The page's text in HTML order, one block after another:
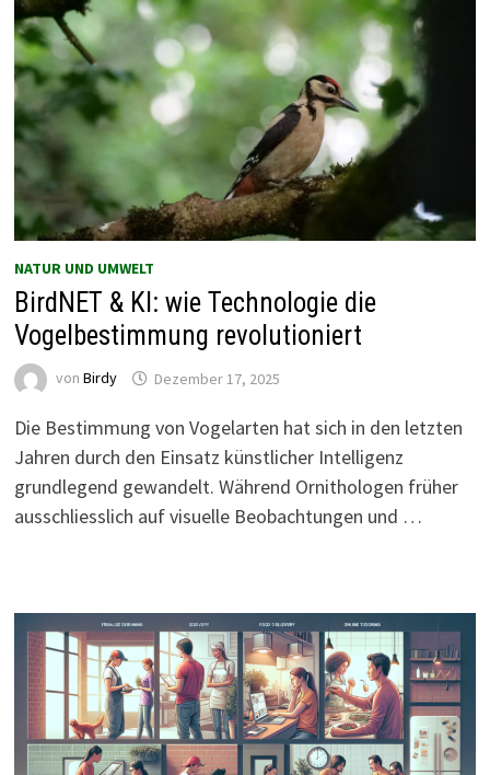
NATUR UND UMWELT
BirdNET & KI: wie Technologie die
Vogelbestimmung revolutioniert
von Birdy Dezember 17, 2025
Die Bestimmung von Vogelarten hat sich in den letzten
Jahren durch den Einsatz künstlicher Intelligenz
grundlegend gewandelt. Während Ornithologen früher
ausschliesslich auf visuelle Beobachtungen und …